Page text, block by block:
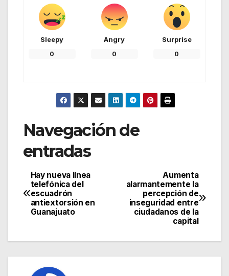
Sleepy
0
Angry
0
Surprise
0
Navegación de
entradas
Aumenta
alarmantemente la
percepción de
inseguridad entre
ciudadanos de la
capital
Hay nueva línea
telefónica del
escuadrón
antiextorsión en
Guanajuato